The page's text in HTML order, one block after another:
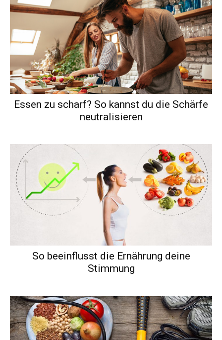
Essen zu scharf? So kannst du die Schärfe
neutralisieren
So beeinflusst die Ernährung deine
Stimmung